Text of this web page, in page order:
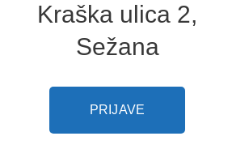
Kraška ulica 2,
Sežana
PRIJAVE